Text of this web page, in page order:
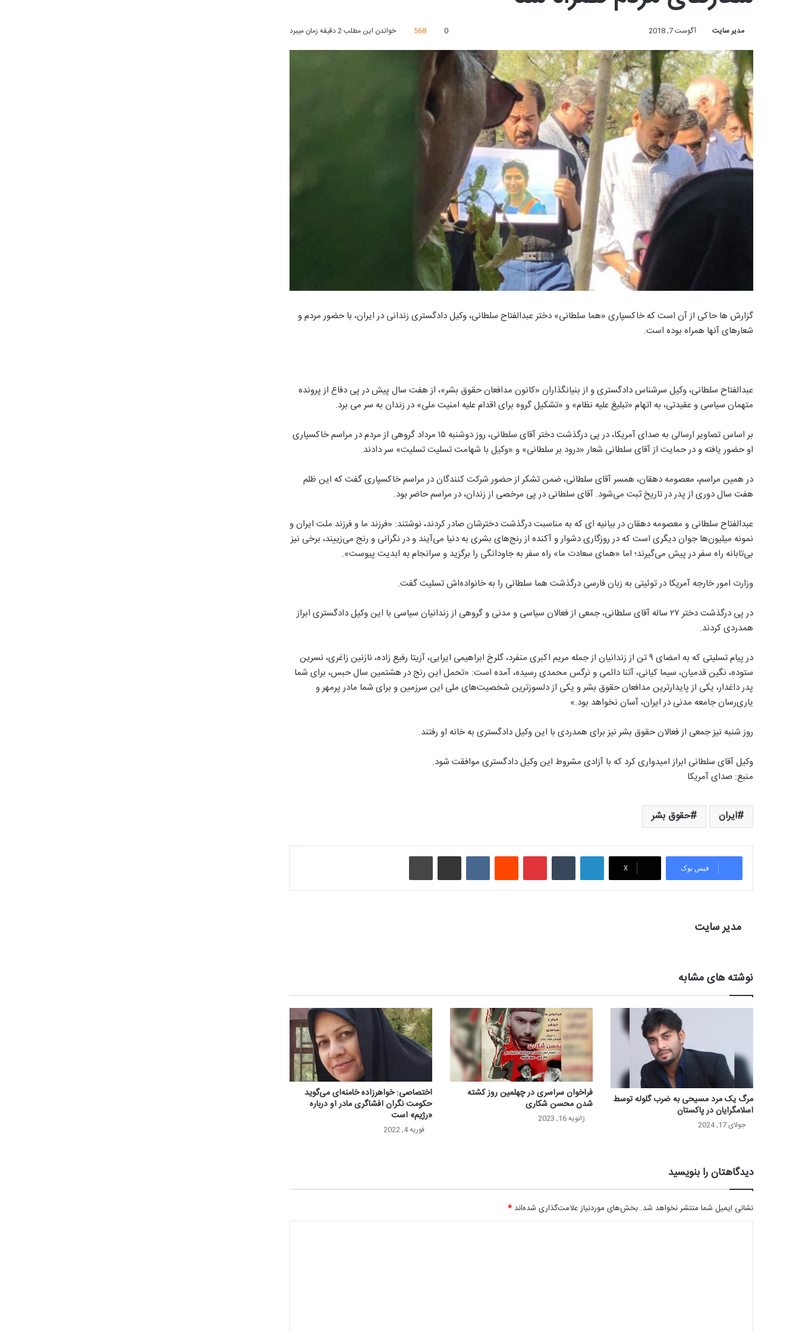
مدیر سایت آگوست 7, 2018 0
568 خواندن این مطلب 2 دقیقه زمان میبرد
گزارش ها حاکی از آن است که خاکسپاری «هما سلطانی» دختر عبدالفتاح سلطانی، وکیل دادگستری زندانی در ایران، با حضور مردم و
شعارهای آنها همراه بوده است.
عبدالفتاح سلطانی، وکیل سرشناس دادگستری و از بنیانگذاران «کانون مدافعان حقوق بشر»، از هفت سال پیش در پی دفاع از پرونده
متهمان سیاسی و عقیدتی، به اتهام «تبلیغ علیه نظام» و «تشکیل گروه برای اقدام علیه امنیت ملی» در زندان به سر می برد.
بر اساس تصاویر ارسالی به صدای آمریکا، در پی درگذشت دختر آقای سلطانی، روز دوشنبه ۱۵ مرداد گروهی از مردم در مراسم خاکسپاری
او حضور یافته و در حمایت از آقای سلطانی شعار «درود بر سلطانی» و «وکیل با شهامت تسلیت تسلیت» سر دادند.
در همین مراسم، معصومه دهقان، همسر آقای سلطانی، ضمن تشکر از حضور شرکت کنندگان در مراسم خاکسپاری گفت که این ظلم
هفت سال دوری از پدر در تاریخ ثبت می‌شود. آقای سلطانی در پی مرخصی از زندان، در مراسم حاضر بود.
عبدالفتاح سلطانی و معصومه دهقان در بیانیه ای که به مناسبت درگذشت دخترشان صادر کردند، نوشتند: «فرزند ما و فرزند ملت ایران و
‌نمونه‌ میلیون‌ها جوان دیگری است که در روزگاری دشوار و آکنده از رنج‌های بشری به دنیا می‌آیند و در نگرانی و رنج می‌زییند، برخی نیز
بی‌تابانه راه سفر در پیش می‌گیرند؛ اما «همای سعادت ما» راه سفر به جاودانگی را برگزید و سرانجام به ابدیت پیوست».
وزارت امور خارجه آمریکا در توئیتی به زبان فارسی درگذشت هما سلطانی را به خانواده‌اش تسلیت گفت.
در پی درگذشت دختر ۲۷ ساله آقای سلطانی، جمعی از فعالان سیاسی و مدنی و گروهی از زندانیان سیاسی با این وکیل دادگستری ابراز
همدردی کردند.
در پیام تسلیتی که به امضای ۹ تن از زندانیان از جمله مریم اکبری منفرد، گلرخ ابراهیمی ایرایی، آزیتا رفیع زاده، نازنین زاغری، نسرین
ستوده، نگین قدمیان، سیما کیانی، آتنا دائمی و نرگس محمدی رسیده، آمده است: «تحمل این رنج ‌در هشتمین سال حبس، برای شما
پدر داغدار، یکی از پایدارترین مدافعان حقوق بشر و یکی از دلسوزترین شخصیت‌های ملی این سرزمین و برای شما مادر پرمهر و
یاری‌رسان جامعه مدنی در ایران، آسان نخواهد بود.»
روز شنبه نیز جمعی از فعالان حقوق بشر نیز برای همدردی با این وکیل دادگستری به خانه او رفتند.
وکیل آقای سلطانی ابراز امیدواری کرد که با آزادی مشروط این وکیل دادگستری موافقت شود.
منبع: صدای آمریکا
ایران حقوق بشر
فیس بوک X
لینکدین ‫پین‌ترست ‫رددیت اشتراک گذاری از طریق ایمیل
مدیر سایت
نوشته های مشابه
مرگ یک مرد مسیحی به ضرب گلوله توسط
اسلامگرایان در پاکستان
جولای 17, 2024
فراخوان سراسری در چهلمین روز کشته
شدن محسن شکاری
ژانویه 16, 2023
اختصاصی: خواهرزاده خامنه‌ای می‌گوید
حکومت نگران افشاگری مادر او درباره
«رژیم» است
فوریه 4, 2022
دیدگاهتان را بنویسید
نشانی ایمیل شما منتشر نخواهد شد. بخش‌های موردنیاز علامت‌گذاری شده‌اند *